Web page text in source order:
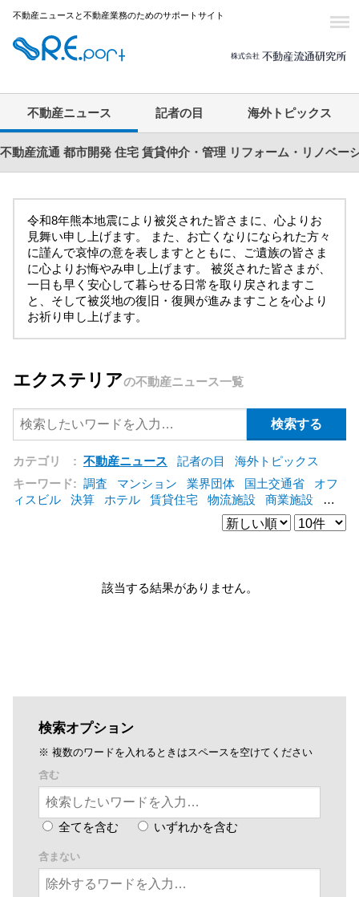
不動産ニュースと不動産業務のためのサポートサイト
不動産ニュース 記者の目 海外トピックス
不動産流通 都市開発 住宅 賃貸仲介・管理 リフォーム・リノベー
令和8年熊本地震により被災された皆さまに、心よりお
見舞い申し上げます。 また、お亡くなりになられた方々
に謹んで哀悼の意を表しますとともに、ご遺族の皆さま
に心よりお悔やみ申し上げます。 被災された皆さまが、
一日も早く安心して暮らせる日常を取り戻されますこ
と、そして被災地の復旧・復興が進みますことを心より
お祈り申し上げます。
エクステリアの不動産ニュース一覧
カテゴリ : 不動産ニュース 記者の目
海外トピックス
キーワード: 調査 マンション 業界団体 国土交通省
オフ
ィスビル
決算 ホテル 賃貸住宅 物流施設 商業施設
海
東急不動産 賃料
ア
野村不動産 ZEH [+]
該当する結果がありません。
検索オプション
※ 複数のワードを入れるときはスペースを空けてください
含む
全てを含む いずれかを含む
含まない